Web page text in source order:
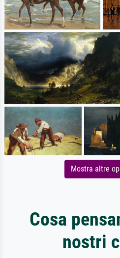
Mostra altre
Cosa
nostri